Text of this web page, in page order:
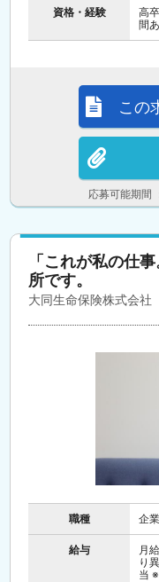
資格・経験
高
間
応募可能期
この
「これが私の仕
所です。
大同生命保険株式会
職種 企
給与
月
り
当